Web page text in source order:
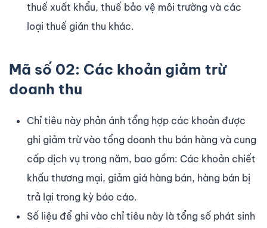
thuế xuất khẩu, thuế bảo vệ môi trường và các
loại thuế gián thu khác.
Mã số 02: Các khoản giảm trừ
doanh thu
Chỉ tiêu này phản ánh tổng hợp các khoản được
ghi giảm trừ vào tổng doanh thu bán hàng và cung
cấp dịch vụ trong năm, bao gồm: Các khoản chiết
khấu thương mại, giảm giá hàng bán, hàng bán bị
trả lại trong kỳ báo cáo.
Số liệu để ghi vào chỉ tiêu này là tổng số phát sinh